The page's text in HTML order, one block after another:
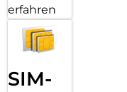
erfahren
SIM-